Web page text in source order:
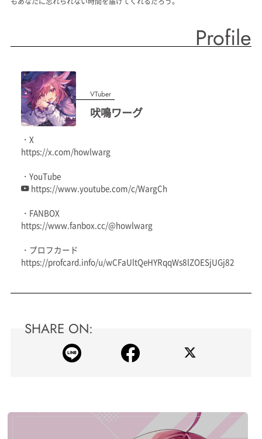
Profile
VTuber
吠鳴ワーグ
・X
https://x.com/howlwarg
・YouTube
https://www.youtube.com/c/WargCh
・FANBOX
https://www.fanbox.cc/@howlwarg
・プロフカード
https://profcard.info/u/wCFaUltQeHYRqqWs8lZOESjUGj82
SHARE ON: